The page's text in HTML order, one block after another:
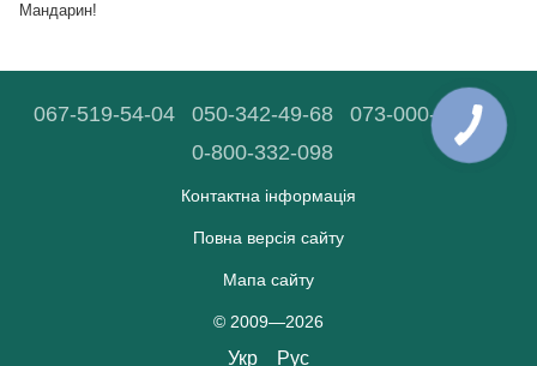
Мандарин!
067-519-54-04 050-342-49-68
073-000-90-03
0-800-332-098
Контактна інформація
Повна версія сайту
Мапа сайту
© 2009—2026
Укр Рус